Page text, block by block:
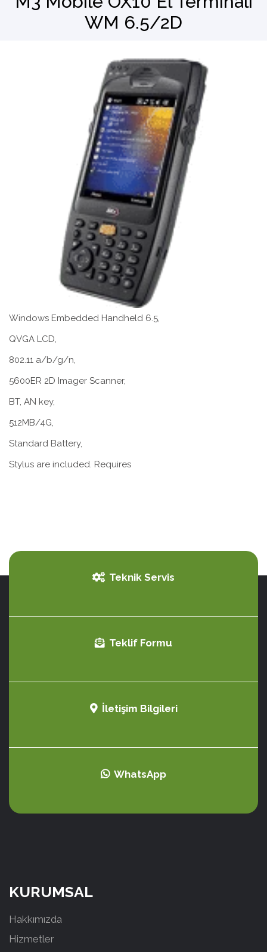
Barkod OkuyucuWM 6.5/2D
Windows Embedded Handheld 6.5,
QVGA LCD,
802.11 a/b/g/n,
5600ER 2D Imager Scanner,
BT, AN key,
512MB/4G,
Standard Battery,
Stylus are included. Requires
Teknik Servis
Teklif Formu
İletişim Bilgileri
WhatsApp
KURUMSAL
Hakkımızda
Hizmetler